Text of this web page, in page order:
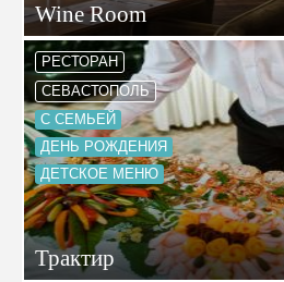
Wine Room
РЕСТОРАН
СЕВАСТОПОЛЬ
С СЕМЬЕЙ
ДЕНЬ РОЖДЕНИЯ
ДЕТСКОЕ МЕНЮ
Трактир